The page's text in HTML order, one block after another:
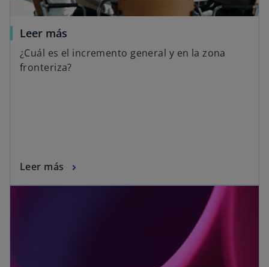
Leer más
¿Cuál es el incremento general y en la zona
fronteriza?
Leer más